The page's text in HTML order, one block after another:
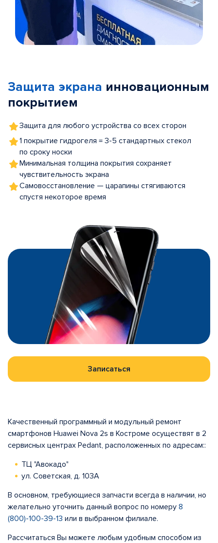
5
Защита экрана инновационным
покрытием
Защита для любого устройства со всех сторон
1 покрытие гидрогеля = 3-5 стандартных стекол
по сроку носки
Минимальная толщина покрытия сохраняет
чувствительность экрана
Самовосстановление — царапины стягиваются
спустя некоторое время
Записаться
Качественный программный и модульный ремонт
смартфонов Huawei Nova 2s в Костроме осуществят в 2
сервисных центрах Pedant, расположенных по адресам::
ТЦ "Авокадо"
ул. Советская, д. 103А
В основном, требующиеся запчасти всегда в наличии, но
желательно уточнить данный вопрос по номеру 8
(800)-100-39-13 или в выбранном филиале.
Рассчитаться Вы можете любым удобным способом из